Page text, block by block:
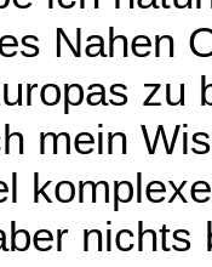
Nahen
zu
mein